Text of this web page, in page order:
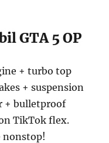
GTA 5 OP
+ turbo top
+ suspension
+ bulletproof
TikTok flex.
nonstop!